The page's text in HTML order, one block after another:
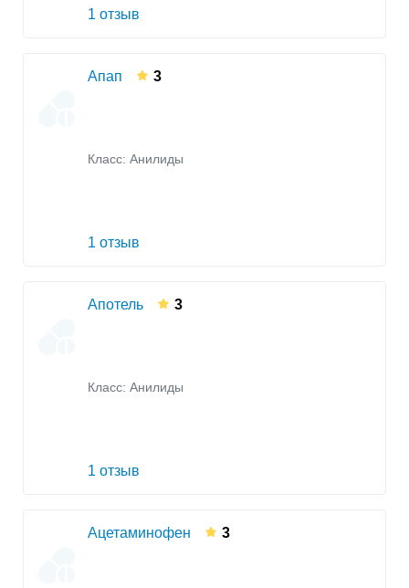
1 отзыв
Апап 3
Класс: Анилиды
1 отзыв
Апотель 3
Класс: Анилиды
1 отзыв
Ацетаминофен 3